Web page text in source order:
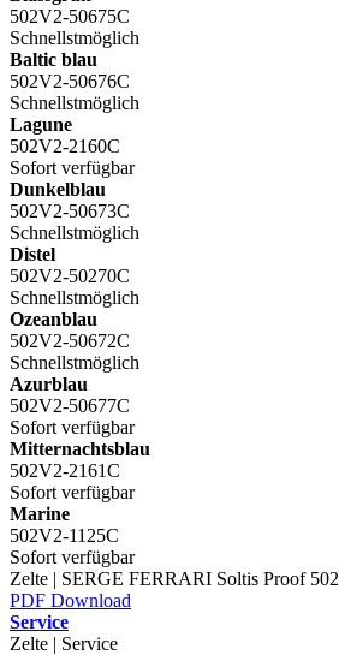
502V2-50675C
Schnellstmöglich
Baltic blau
502V2-50676C
Schnellstmöglich
Lagune
502V2-2160C
Sofort verfügbar
Dunkelblau
502V2-50673C
Schnellstmöglich
Distel
502V2-50270C
Schnellstmöglich
Ozeanblau
502V2-50672C
Schnellstmöglich
Azurblau
502V2-50677C
Sofort verfügbar
Mitternachtsblau
502V2-2161C
Sofort verfügbar
Marine
502V2-1125C
Sofort verfügbar
Zelte | SERGE FERRARI Soltis Proof 502
PDF Download
Service
Zelte | Service